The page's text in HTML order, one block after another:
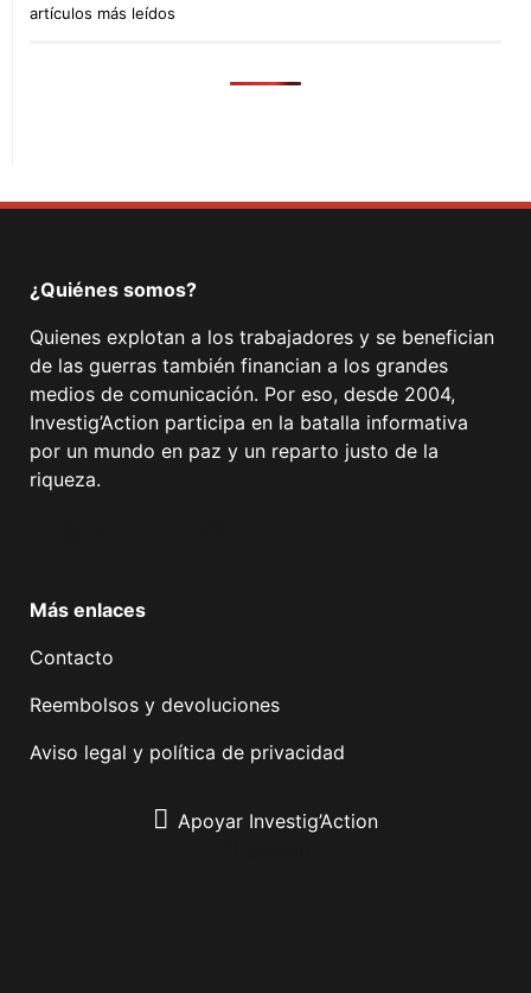
artículos más leídos
¿Quiénes somos?
Quienes explotan a los trabajadores y se benefician
de las guerras también financian a los grandes
medios de comunicación. Por eso, desde 2004,
Investig’Action participa en la batalla informativa
por un mundo en paz y un reparto justo de la
riqueza.
Más enlaces
Contacto
Reembolsos y devoluciones
Aviso legal y política de privacidad
Apoyar Investig’Action